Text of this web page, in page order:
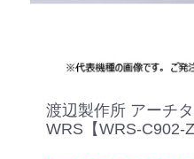
渡辺製作所 アーチ
WRS【WRS-C902-